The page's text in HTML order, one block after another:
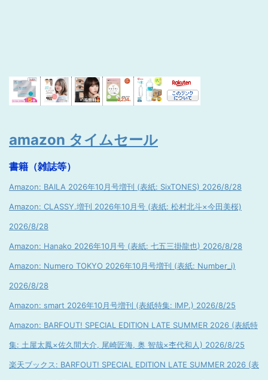
amazon タイムセール
書籍（雑誌等）
Amazon: BAILA 2026年10月号増刊 (表紙: SixTONES) 2026/8/28
Amazon: CLASSY.増刊 2026年10月号 (表紙: 松村北斗×今田美桜)
2026/8/28
Amazon: Hanako 2026年10月号 (表紙: 七五三掛龍也) 2026/8/28
Amazon: Numero TOKYO 2026年10月号増刊 (表紙: Number_i)
2026/8/28
Amazon: smart 2026年10月号増刊 (表紙特集: IMP.) 2026/8/25
Amazon: BARFOUT! SPECIAL EDITION LATE SUMMER 2026 (表紙特
集: 土屋太鳳×佐久間大介, 尾崎匠海, 奥 智哉×杢代和人) 2026/8/25
楽天ブックス: BARFOUT! SPECIAL EDITION LATE SUMMER 2026 (表